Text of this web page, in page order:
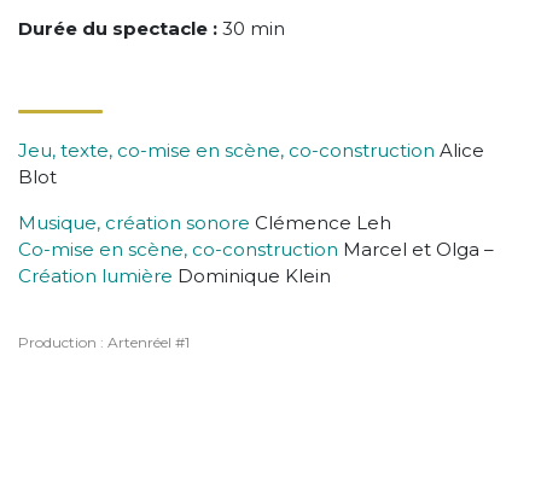
Durée du spectacle : 30 min
Jeu, texte, co-mise en scène, co-construction Alice
Blot
Musique, création sonore Clémence Leh
Co-mise en scène, co-construction Marcel et Olga –
Création lumière Dominique Klein
Production : Artenréel #1